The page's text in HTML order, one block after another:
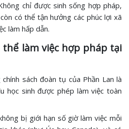
chỉ được sinh sống hợp pháp,
có thể tận hưởng các phúc lợi xã
làm hấp dẫn.
thể làm việc hợp pháp tại
sách đoàn tụ của Phần Lan là
học sinh được phép làm việc toàn
bị giới hạn số giờ làm việc mỗi